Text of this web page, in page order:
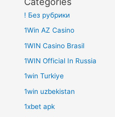
! Без рубрики
1Win AZ Casino
1WIN Casino Brasil
1WIN Official In Russia
1win Turkiye
1win uzbekistan
1xbet apk